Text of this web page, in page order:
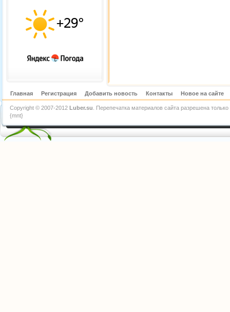
Главная Регистрация Добавить новость Контакты Новое на сайте
Copyright © 2007-2012 Luber.su . Перепечатка материалов сайта разрешена
{mnt}